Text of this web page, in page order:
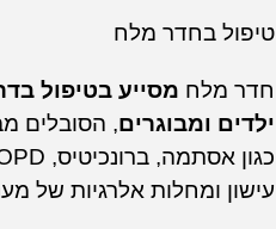
טיפול בחדר מלח
חדר מלח מסייע בטיפול
ילדים ומבוגרים, הסובלים
עישון ומחלות אלרגיות של